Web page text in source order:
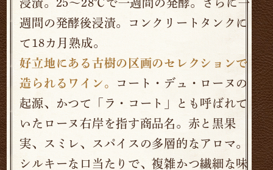
浸漬。25～28℃で一週間の発酵。さらに一
週間の発酵後浸漬。コンクリートタンクに
て18カ月熟成。
好立地にある古樹の区画のセレクションで
造られるワイン。
コート・デュ・ローヌの
起源、かつて「ラ・コート」とも呼ばれて
いたローヌ右岸を指す商品名。赤と黒果
実、スミレ、スパイスの多層的なアロマ。
シルキーな口当たりで、複雑かつ繊細な味